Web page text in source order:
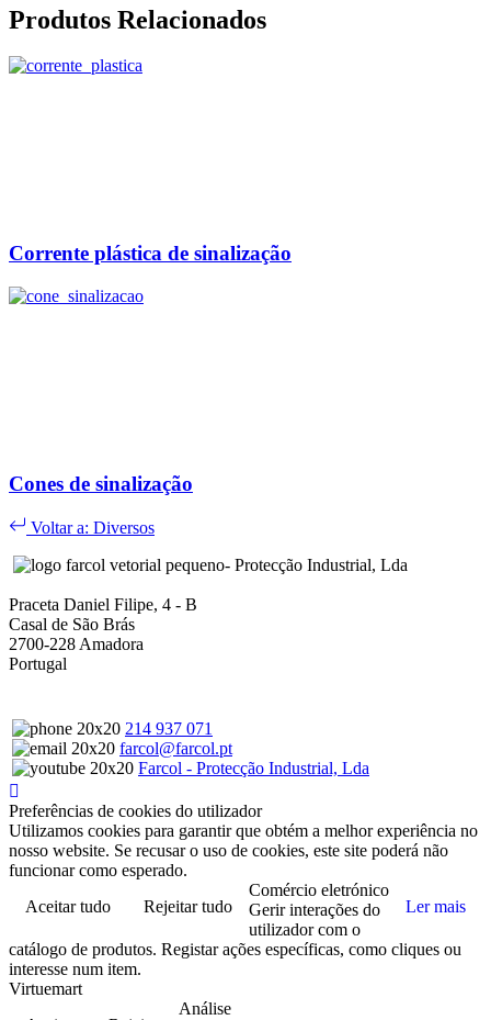
Produtos Relacionados
Corrente plástica de sinalização
Cones de sinalização
Voltar a: Diversos
- Protecção Industrial, Lda
Praceta Daniel Filipe, 4 - B
Casal de São Brás
2700-228 Amadora
Portugal
214 937 071
farcol@farcol.pt
Farcol - Protecção Industrial, Lda
Preferências de cookies do utilizador
Utilizamos cookies para garantir que obtém a melhor experiência no
nosso website. Se recusar o uso de cookies, este site poderá não
funcionar como esperado.
Aceitar tudo
Rejeitar tudo Ler mais
Comércio eletrónico
Gerir interações do
utilizador com o
catálogo de produtos. Registar ações específicas, como cliques ou
interesse num item.
Virtuemart
Análise